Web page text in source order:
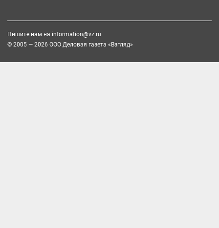
Пишите нам на information@vz.ru
© 2005 — 2026 ООО Деловая газета «Взгляд»